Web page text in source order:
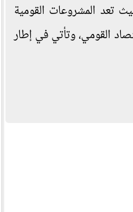
تعد المشروعات القومية
القومي، وتأتي في إطار